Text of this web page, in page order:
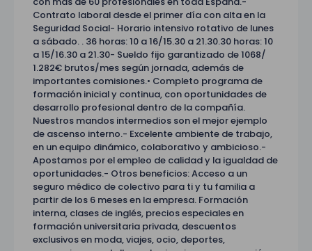
Contrato laboral desde el primer día con alta en la
Seguridad Social- Horario intensivo rotativo de lunes
a sábado. . 36 horas: 10 a 16/15.30 a 21.30.30 horas: 10
a 15/16.30 a 21.30- Sueldo fijo garantizado de 1068/
1.282€ brutos/mes según jornada, además de
importantes comisiones.• Completo programa de
formación inicial y continua, con oportunidades de
desarrollo profesional dentro de la compañía.
Nuestros mandos intermedios son el mejor ejemplo
de ascenso interno.- Excelente ambiente de trabajo,
en un equipo dinámico, colaborativo y ambicioso.-
Apostamos por el empleo de calidad y la igualdad de
oportunidades.- Otros beneficios: Acceso a un
seguro médico de colectivo para ti y tu familia a
partir de los 6 meses en la empresa. Formación
interna, clases de inglés, precios especiales en
formación universitaria privada, descuentos
exclusivos en moda, viajes, ocio, deportes,